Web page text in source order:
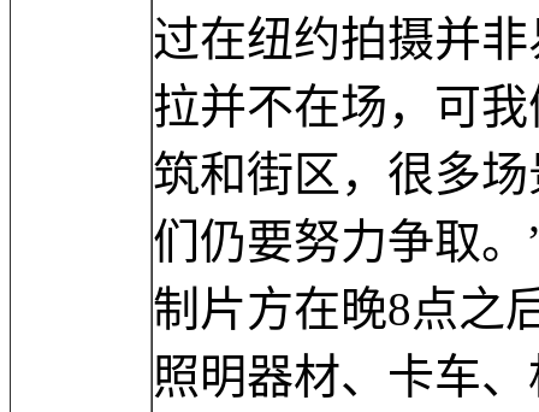
过在纽约拍摄并
拉并不在场，可
筑和街区，很多
们仍要努力争取
制片方在晚8点之
照明器材、卡车